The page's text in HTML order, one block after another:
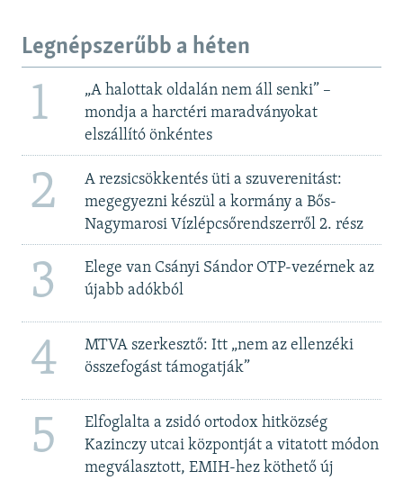
Legnépszerűbb a héten
1
„A halottak oldalán nem áll senki” –
mondja a harctéri maradványokat
elszállító önkéntes
2
A rezsicsökkentés üti a szuverenitást:
megegyezni készül a kormány a Bős-
Nagymarosi Vízlépcsőrendszerről 2. rész
3
Elege van Csányi Sándor OTP-vezérnek az
újabb adókból
4
MTVA szerkesztő: Itt „nem az ellenzéki
összefogást támogatják”
5
Elfoglalta a zsidó ortodox hitközség
Kazinczy utcai központját a vitatott módon
megválasztott, EMIH-hez köthető új